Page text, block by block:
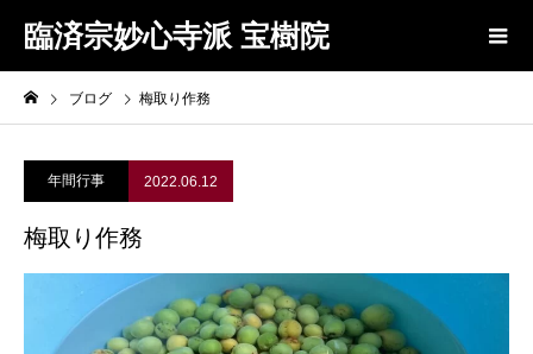
臨済宗妙心寺派 宝樹院
ブログ 梅取り作務
年間行事 2022.06.12
梅取り作務